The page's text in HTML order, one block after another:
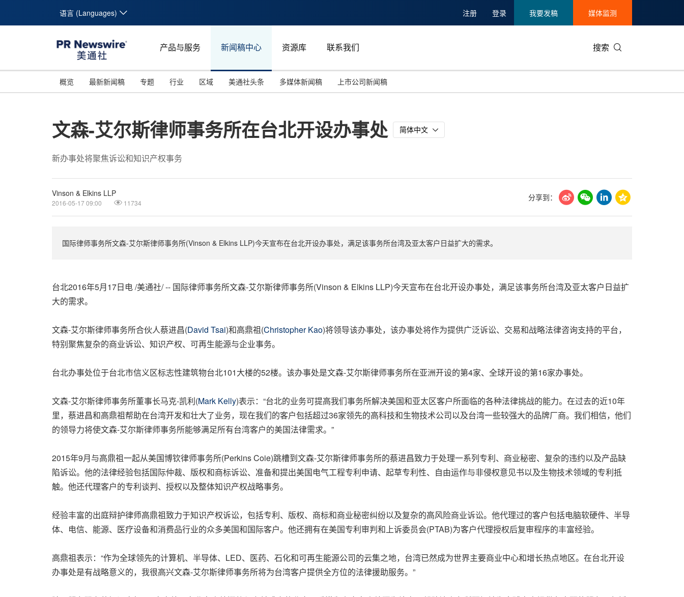
语言 (Languages) 注册 登录 我要发稿 媒体监测
产品与服务 新闻稿中心 资源库 联系我们 搜索
概览 最新新闻稿 专题
投资并购
汉诺威工业博览会
世界杯
行业
能源化工与环保
广告营销传媒
会展
区域
马来西亚
美通社头条 多媒体新闻稿 上市公司新闻稿
文森-艾尔斯律师事务所在台北开设办事处 简体中文
新办事处将聚焦诉讼和知识产权事务
Vinson & Elkins LLP
2016-05-17 09:00 11734
分享到：
国际律师事务所文森-艾尔斯律师事务所(Vinson & Elkins LLP)今天宣布在台北开设办事处，满足该事务所台湾及亚太客户日益扩大的需求。
台北2016年5月17日电 /美通社/ -- 国际律师事务所文森-艾尔斯律师事务所(Vinson & Elkins LLP)今天宣布在台北开设办事处，满足该事务所台湾及亚太客户日益扩
大的需求。
文森-艾尔斯律师事务所合伙人蔡进昌(David Tsai)和高鼎祖(Christopher Kao)将领导该办事处，该办事处将作为提供广泛诉讼、交易和战略法律咨询支持的平台，
特别聚焦复杂的商业诉讼、知识产权、可再生能源与企业事务。
台北办事处位于台北市信义区标志性建筑物台北101大楼的52楼。该办事处是文森-艾尔斯律师事务所在亚洲开设的第4家、全球开设的第16家办事处。
文森-艾尔斯律师事务所董事长马克-凯利(Mark Kelly)表示：“台北的业务可提高我们事务所解决美国和亚太区客户所面临的各种法律挑战的能力。在过去的近10年
里，蔡进昌和高鼎祖帮助在台湾开发和壮大了业务，现在我们的客户包括超过36家领先的高科技和生物技术公司以及台湾一些较强大的品牌厂商。我们相信，他们
的领导力将使文森-艾尔斯律师事务所能够满足所有台湾客户的美国法律需求。”
2015年9月与高鼎祖一起从美国博钦律师事务所(Perkins Coie)跳槽到文森-艾尔斯律师事务所的蔡进昌致力于处理一系列专利、商业秘密、复杂的违约以及产品缺
陷诉讼。他的法律经验包括国际仲裁、版权和商标诉讼、准备和提出美国电气工程专利申请、起草专利性、自由运作与非侵权意见书以及生物技术领域的专利抵
触。他还代理客户的专利谈判、授权以及整体知识产权战略事务。
经验丰富的出庭辩护律师高鼎祖致力于知识产权诉讼，包括专利、版权、商标和商业秘密纠纷以及复杂的高风险商业诉讼。他代理过的客户包括电脑软硬件、半导
体、电信、能源、医疗设备和消费品行业的众多美国和国际客户。他还拥有在美国专利审判和上诉委员会(PTAB)为客户代理授权后复审程序的丰富经验。
高鼎祖表示：“作为全球领先的计算机、半导体、LED、医药、石化和可再生能源公司的云集之地，台湾已然成为世界主要商业中心和增长热点地区。在台北开设
办事处是有战略意义的，我很高兴文森-艾尔斯律师事务所将为台湾客户提供全方位的法律援助服务。”